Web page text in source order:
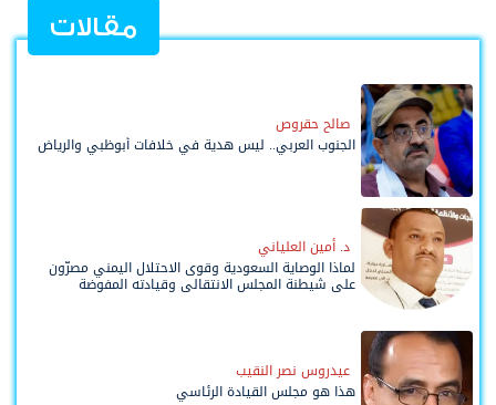
مقالات
صالح حقروص
الجنوب العربي.. ليس هدية في خلافات أبوظبي والرياض
د. أمين العلياني
لماذا الوصاية السعودية وقوى الاحتلال اليمني مصرّون
على شيطنة المجلس الانتقالي وقيادته المفوضة
عيدروس نصر النقيب
هذا هو مجلس القيادة الرئاسي